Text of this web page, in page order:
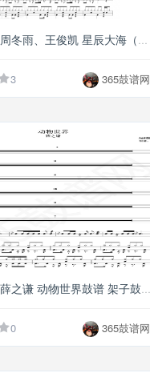
3 365鼓谱网
G5
0 365鼓谱网